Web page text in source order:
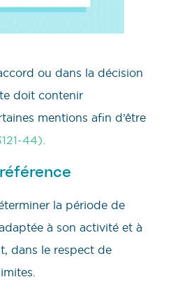
ou dans la décision
doit contenir
mentions afin d’être
44).
la période de
à son activité et à
dans le respect de